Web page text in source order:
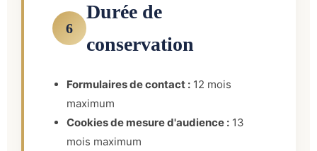
6
Durée de
conservation
Formulaires de contact : 12 mois
maximum
Cookies de mesure d'audience : 13
mois maximum